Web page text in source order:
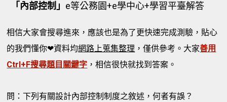
「內部控制」 e等公務園+e學中心+學習平臺解答
相信大家會搜尋進來，應該也是為了更快速完成測驗，貼心
的我們懂你❤資料均網路上蒐集整理 ，僅供參考。大家善用
Ctrl+F搜尋題目關鍵字 ，相信很快就找到答案。
問：下列有關設計內部控制制度之敘述，何者有誤？